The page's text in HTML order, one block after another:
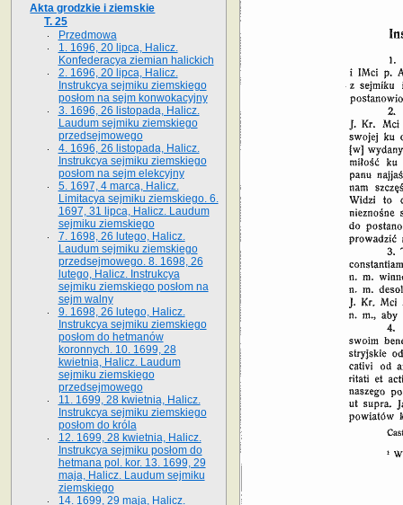
Akta grodzkie i ziemskie
T. 25
Przedmowa
1. 1696, 20 lipca, Halicz.
Konfederacya ziemian halickich
2. 1696, 20 lipca, Halicz.
Instrukcya sejmiku ziemskiego
posłom na sejm konwokacyjny
3. 1696, 26 listopada, Halicz.
Laudum sejmiku ziemskiego
przedsejmowego
4. 1696, 26 listopada, Halicz.
Instrukcya sejmiku ziemskiego
posłom na sejm elekcyjny
5. 1697, 4 marca, Halicz.
Limitacya sejmiku ziemskiego. 6.
1697, 31 lipca, Halicz. Laudum
sejmiku ziemskiego
7. 1698, 26 lutego, Halicz.
Laudum sejmiku ziemskiego
przedsejmowego. 8. 1698, 26
lutego, Halicz. Instrukcya
sejmiku ziemskiego posłom na
sejm walny
9. 1698, 26 lutego, Halicz.
Instrukcya sejmiku ziemskiego
posłom do hetmanów
koronnych. 10. 1699, 28
kwietnia, Halicz. Laudum
sejmiku ziemskiego
przedsejmowego
11. 1699, 28 kwietnia, Halicz.
Instrukcya sejmiku ziemskiego
posłom do króla
12. 1699, 28 kwietnia, Halicz.
Instrukcya sejmiku posłom do
hetmana pol. kor. 13. 1699, 29
maja, Halicz. Laudum sejmiku
ziemskiego
14. 1699, 29 maja, Halicz.